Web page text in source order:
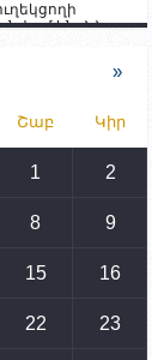
են ՀՀ
շահավետ
իսպանացի
»
Շաբ Կիր
1 2
8 9
15 16
22 23